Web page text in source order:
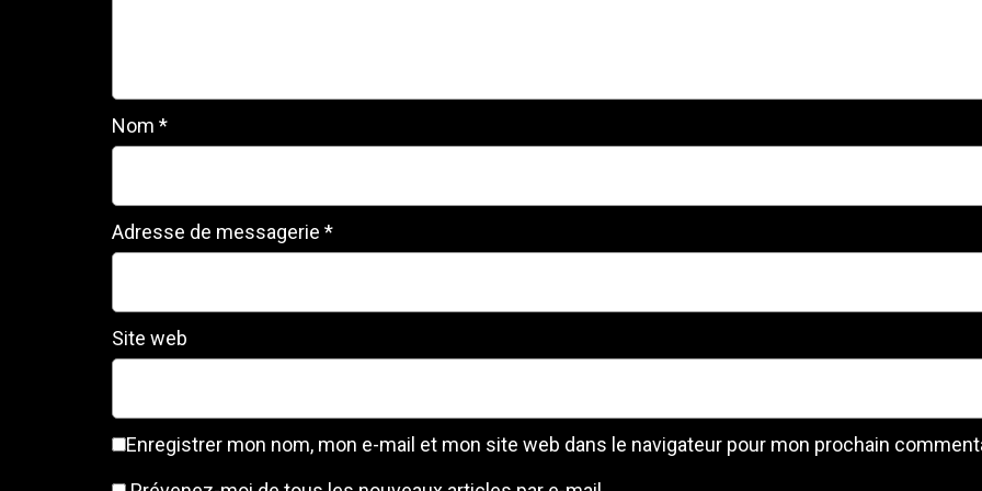
Nom *
Adresse de messagerie *
Site web
Enregistrer mon nom, mon e-mail et mon site web dans le navigateur pour mon prochain